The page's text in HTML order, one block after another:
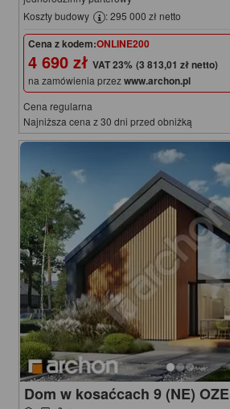
Koszty budowy
: 295 000 zł netto
Cena z kodem:ONLINE200
4 690 zł (3 813,01 zł netto)
na zamówienia przezwww.archon.pl
Cena regularna
Najniższa cena z 30 dni przed obniżką
Dom w kosaćcach 9 (NE) OZE